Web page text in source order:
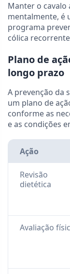
Manter o
mentalmente, é
programa
cólica
Plano de
longo prazo
A prevenção da
um plano de
conforme as
e as condições
Ação
Revisão
dietética
Avaliação